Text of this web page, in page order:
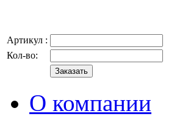
Артикул :
Кол-во:
О компании